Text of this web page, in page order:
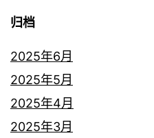
归档
2025年6月
2025年5月
2025年4月
2025年3月